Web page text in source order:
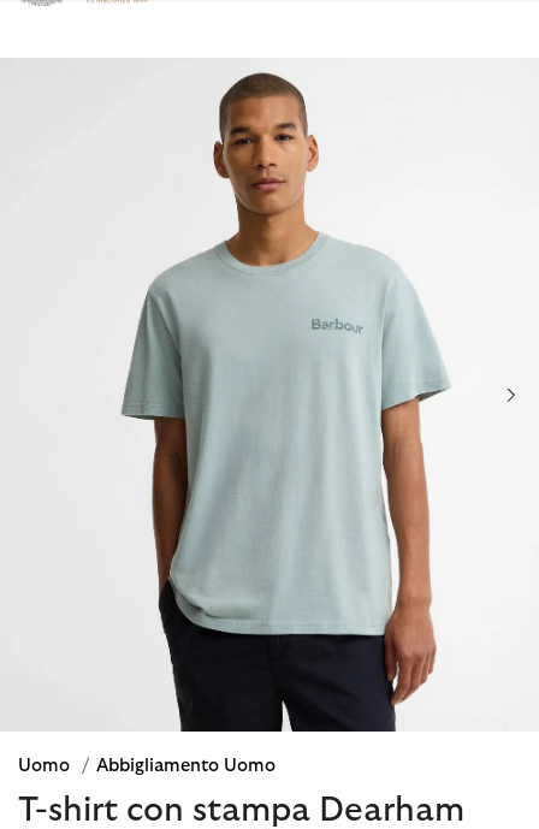
Clicca per visualizzare la nostra Dichiarazione di Accessibilità
Uomo / Abbigliamento Uomo
T-shirt con stampa Dearham